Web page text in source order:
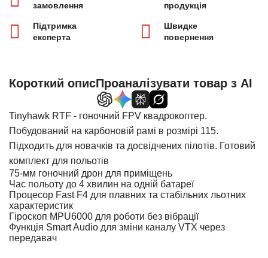
замовлення
продукція
Підтримка
експерта
Швидке
повернення
Короткий описПроаналізувати товар з AI
Tinyhawk RTF - гоночний FPV квадрокоптер.
Побудований на карбоновій рамі в розмірі 115.
Підходить для новачків та досвідчених пілотів. Готовий
комплект для польотів
75-мм гоночний дрон для приміщень
Час польоту до 4 хвилин на одній батареї
Процесор Fast F4 для плавних та стабільних льотних
характеристик
Гіроскоп MPU6000 для роботи без вібрації
Функція Smart Audio для зміни каналу VTX через
передавач